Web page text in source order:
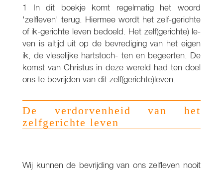
1 In dit boekje komt regelmatig het woord
'zelfleven' terug. Hiermee wordt het zelf-gerichte
of ik-gerichte leven bedoeld. Het zelf(gerichte) le-
ven is altijd uit op de bevrediging van het eigen
ik, de vleselijke hartstoch- ten en begeerten. De
komst van Christus in deze wereld had ten doel
ons te bevrijden van dit zelf(gerichte)leven.
De verdorvenheid van het
zelfgerichte leven
Wij kunnen de bevrijding van ons zelfleven nooit